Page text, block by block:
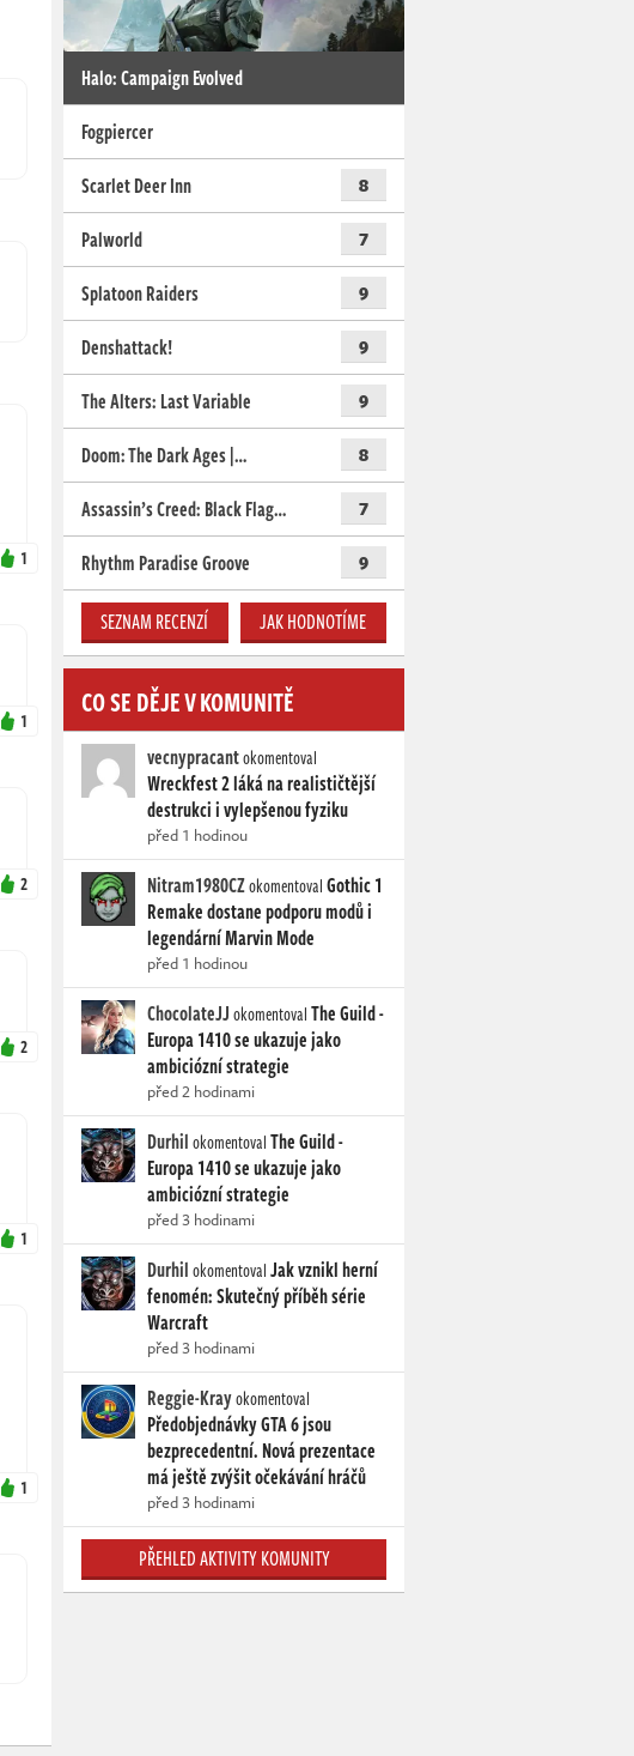
1
1
2
2
1
1
Halo: Campaign Evolved
Fogpiercer
Scarlet Deer Inn
8
Palworld 7
Splatoon Raiders 9
Denshattack! 9
The Alters: Last Variable 9
Doom: The Dark Ages |… 8
Assassin’s Creed: Black Flag… 7
Rhythm Paradise Groove 9
SEZNAM RECENZÍ JAK HODNOTÍME
CO SE DĚJE V KOMUNITĚ
vecnypracantokomentoval
Wreckfest 2 láká na realističtější
destrukci i vylepšenou fyziku
před 1 hodinou
Nitram1980CZokomentovalGothic 1
Remake dostane podporu modů i
legendární Marvin Mode
před 1 hodinou
ChocolateJJokomentovalThe Guild -
Europa 1410 se ukazuje jako
ambiciózní strategie
před 2 hodinami
DurhilokomentovalThe Guild -
Europa 1410 se ukazuje jako
ambiciózní strategie
před 3 hodinami
DurhilokomentovalJak vznikl herní
fenomén: Skutečný příběh série
Warcraft
před 3 hodinami
Reggie-Krayokomentoval
Předobjednávky GTA 6 jsou
bezprecedentní. Nová prezentace
má ještě zvýšit očekávání hráčů
před 3 hodinami
PŘEHLED AKTIVITY KOMUNITY